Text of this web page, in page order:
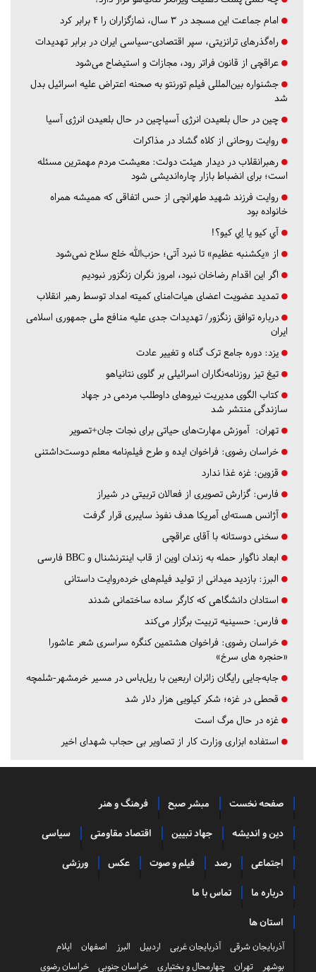
امام جماعت این مسجد در ۳ سال، نمازگزاران را ۴ برابر کرد
راه‌گذرهای ترانزیتی، سپر اقتصادی-سیاسی ایران در برابر تهدیدات
عراقچی از قانون فراتر رود، مجازات و استیضاح می‌شود
جشنواره بین‌المللی فیلم تورنتو به صحنه اعتراض علیه اسرائیل بدل
شد
چین در حال بلعیدن انرژی آسیاچین در حال بلعیدن انرژی آسیا
روایت روحانی از کلاه گشاد در مذاکرات
رهبرانقلاب در دیدار هیئت دولت: معیشت مردم مهمترین مسئله
است؛ برای انضباط بازار چاره‌اندیشی شود
روایت فرزند شهید طهرانچی از حس اتفاقی که همیشه همراه
خانواده بود
آي كيو يا اِي كيو؟!
از «یکشنبه عظیم» تا نبرد آتی؛ حزب‌الله خلع سلاح نمی‌شود
اگر این اقدام رضاخان نبود، امروز نگران زنگزور نبودیم
تمدید عضویت اعضای هیات‌امنای کمیته امداد توسط رهبر انقلاب
درباره توافق زنگزور/ تهدیدات جدی علیه منافع ملی جمهوری اسلامی
ایران
یزد: دوره جامع ترک گناه و تغییر عادت
تیغ تیز روزنامه‌نگاران اسرائیلی بر گلوی نتانیاهو
کتاب الگوی مدیریت نیروهای داوطلب مردمی در جهاد
سازندگی منتشر شد
تهران: آموزش مهارت‌های حیاتی برای نجات جان+تصویر
خراسان رضوی: فراخوان ایده و طرح فیلم‌نامه معلم دوست‌داشتنی
قزوین: غزه غذا ندارد
فارس: گزارش تصویری از فعالان تربیتی در شیراز
آژانس هسته‌ای آمریکا هدف نفوذ سایبری قرار گرفت
سخنی دوستانه با آقای عراقچی
ابعاد ناگوار حمله به زندان اوین از قاب اینترنشنال و BBC فارسی
البرز: بازدید میدانی از تولید فیلم‌های خرده‌روایت داستانی
استادان دانشگاهی که کارگر ساده ساختمانی شدند
فارس: حسینیه تربیت برگزار می‌کند
خراسان رضوی: فراخوان هشتمین کنگره سراسری شعر عاشورا
«حنجره های سرخ»
جابه‌جایی رایگان زائران اربعین با ریل‌باس در مسیر خرمشهر-شلمچه
قحطی در غزه؛ شکر کیلویی هزار دلار شد
غزه در حال مرگ است
استفاده ابزاری وزارت کار از تصاویر بی حجاب شهدای اخیر
صفحه نخست مبشر صبح فرهنگ و هنر
دین و اندیشه جهاد تبیین اقتصاد مقاومتی سیاسی
اجتماعی رصد فیلم و صوت عکس ورزشی
درباره ما تماس با ما
استان ها
آذربایجان شرقی آذربایجان غربی اردبیل البرز اصفهان
ایلام
بوشهر
تهران چهارمحال و بختیاری خراسان جنوبی خراسان رضوی